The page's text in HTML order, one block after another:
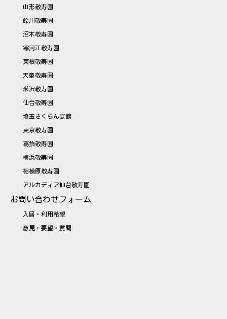
山形敬寿園
鈴川敬寿園
沼木敬寿園
寒河江敬寿園
東根敬寿園
天童敬寿園
米沢敬寿園
仙台敬寿園
埼玉さくらんぼ館
東京敬寿園
葛飾敬寿園
横浜敬寿園
相模原敬寿園
アルカディア仙台敬寿園
お問い合わせフォーム
入居・利用希望
意見・要望・質問